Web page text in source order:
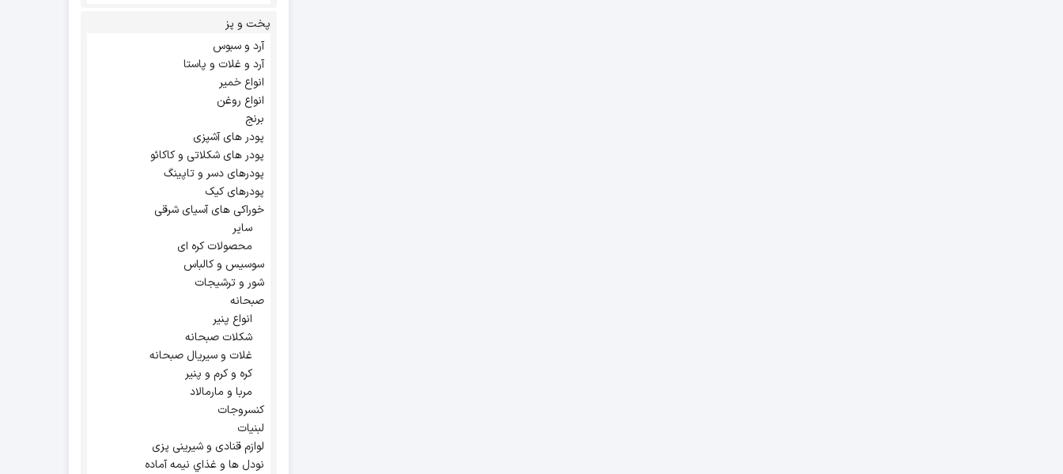
پخت و پز
آرد و سبوس
آرد و غلات و پاستا
انواع خمیر
انواع روغن
برنج
پودر های آشپزی
پودر های شکلاتی و کاکائو
پودرهای دسر و تاپینگ
پودرهای کیک
خوراکی های آسیای شرقی
سایر
محصولات کره ای
سوسیس و کالباس
شور و ترشیجات
صبحانه
انواع پنیر
شکلات صبحانه
غلات و سیریال صبحانه
کره و کرم و پنیر
مربا و مارمالاد
کنسروجات
لبنیات
لوازم قنادی و شیرینی پزی
نودل ها و غذاي نيمه آماده